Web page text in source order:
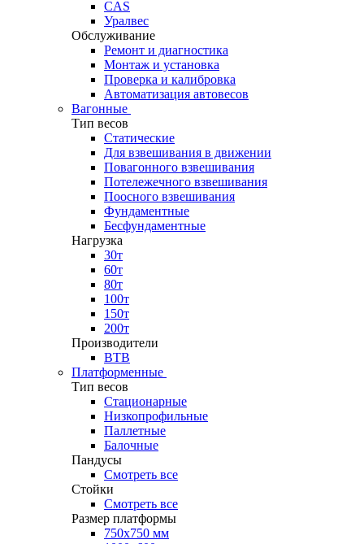
CAS
Уралвес
Обслуживание
Ремонт и диагностика
Монтаж и установка
Проверка и калибровка
Автоматизация автовесов
Вагонные
Тип весов
Статические
Для взвешивания в движении
Повагонного взвешивания
Потележечного взвешивания
Поосного взвешивания
Фундаментные
Бесфундаментные
Нагрузка
30т
60т
80т
100т
150т
200т
Производители
ВТВ
Платформенные
Тип весов
Стационарные
Низкопрофильные
Паллетные
Балочные
Пандусы
Смотреть все
Стойки
Смотреть все
Размер платформы
750х750 мм